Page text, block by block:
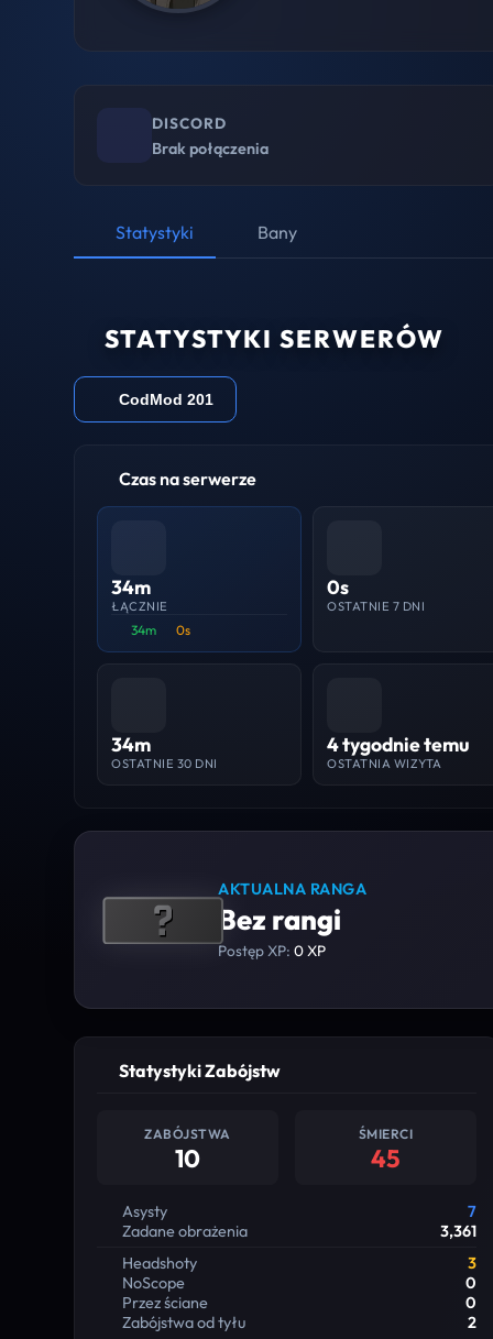
DISCORD
Brak połączenia
Statystyki Bany
STATYSTYKI SERWERÓW
CodMod 201
Czas na serwerze
34m
ŁĄCZNIE
34m 0s
0s
OSTATNIE 7 DNI
34m
OSTATNIE 30 DNI
4 tygodnie temu
OSTATNIA WIZYTA
AKTUALNA RANGA
Bez rangi
Postęp XP:0 XP
Statystyki Zabójstw
ZABÓJSTWA
10
ŚMIERCI
45
Asysty
7
Zadane obrażenia
3,361
Headshoty
3
NoScope
0
Przez ściane
0
Zabójstwa od tyłu
2